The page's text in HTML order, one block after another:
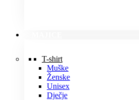
T-shirt
Muške
Ženske
Unisex
Dječje